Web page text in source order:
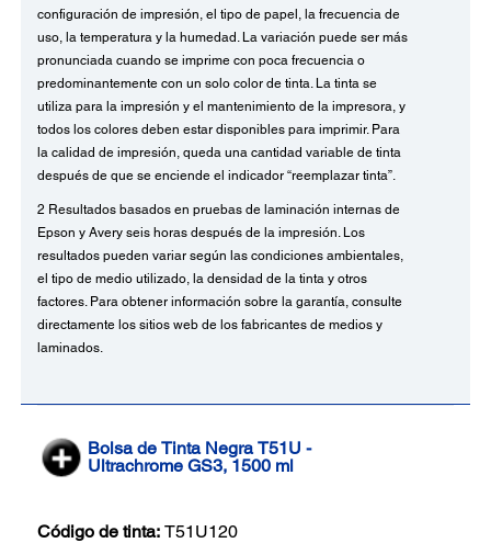
configuración de impresión, el tipo de papel, la frecuencia de
uso, la temperatura y la humedad. La variación puede ser más
pronunciada cuando se imprime con poca frecuencia o
predominantemente con un solo color de tinta. La tinta se
utiliza para la impresión y el mantenimiento de la impresora, y
todos los colores deben estar disponibles para imprimir. Para
la calidad de impresión, queda una cantidad variable de tinta
después de que se enciende el indicador “reemplazar tinta”.
2 Resultados basados ​​en pruebas de laminación internas de
Epson y Avery seis horas después de la impresión. Los
resultados pueden variar según las condiciones ambientales,
el tipo de medio utilizado, la densidad de la tinta y otros
factores. Para obtener información sobre la garantía, consulte
directamente los sitios web de los fabricantes de medios y
laminados.
Bolsa de Tinta Negra T51U -
Ultrachrome GS3, 1500 ml
Código de tinta: T51U120